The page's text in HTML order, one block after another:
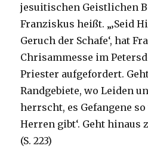
jesuitischen Geistlichen
Franziskus heißt. „‚Seid
Geruch der Schafe‘, hat
Chrisammesse im
Priester aufgefordert.
Randgebiete, wo Leiden
herrscht, es Gefangene
Herren gibt‘. Geht hinaus
(S. 223)